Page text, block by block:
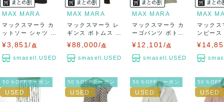
MAX MARA
マックスマーラ カ
ットソー シャツ ト
¥3,851/ 点
smasell.USED
MAX MARA
マックスマーラ レ
ギンス ボトムス ス
¥88,000/点
smasell.USED
MAX MARA
マックスマーラ カ
ーゴパンツ ボトム
¥12,101/点
smasell.USED
MAX
マックス
ンピース
50％OFFクーポン 50％OFFクーポン 50％OFFクーポン 50％OFF